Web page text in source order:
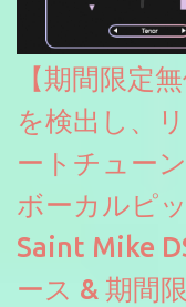
【期間限定
を検出し、
ートチュー
ボーカルピ
Saint Mike
ース & 期間